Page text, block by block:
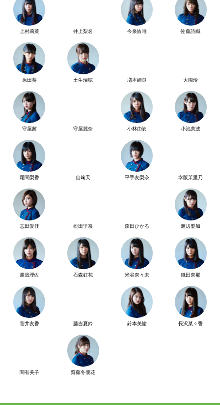
上村莉菜 井上梨名 今泉佑唯 佐藤詩織
原田葵 土生瑞穂 増本綺良 大園玲
守屋茜 守屋麗奈 小林由依 小池美波
尾関梨香 山﨑天 平手友梨奈 幸阪茉里乃
志田愛佳 松田里奈 森田ひかる 渡辺梨加
渡邉理佐 石森虹花 米谷奈々未 織田奈那
菅井友香 藤吉夏鈴 鈴本美愉 長沢菜々香
関有美子 齋藤冬優花